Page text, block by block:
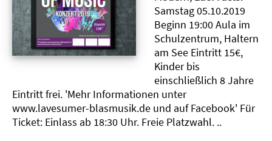
Samstag 05.10.2019
Beginn 19:00 Aula im
Schulzentrum, Haltern
am See Eintritt 15€,
Kinder bis
einschließlich 8 Jahre
Eintritt frei. 'Mehr Informationen unter
www.lavesumer-blasmusik.de und auf Facebook' Für
Ticket: Einlass ab 18:30 Uhr. Freie Platzwahl. ..